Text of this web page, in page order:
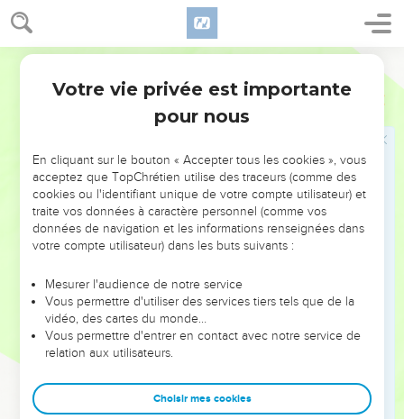
Jérémie 38
Babylone, et qu'elles diront que ceux qui t'annonçaient la
paix t'ont séduit, et ont prévalu sur toi ; puis, quand tes pieds
ont enfoncé dans la boue, ils se sont retirés en arrière.
On mènera donc dehors, aux Caldéens, toutes tes femmes
et tes enfants ; et toi, tu n'échapperas point de leurs mains,
mais tu seras saisi par la main du roi de Babylone, et tu seras
Alors Sédécias dit à Jérémie : Que personne ne sache rien
de ces paroles, et tu ne mourras point.
Et si les chefs apprennent que je t'ai parlé, et qu'ils
viennent vers toi et te disent : "Déclare-nous donc ce que tu
nous ne te ferons pas mourir ;"
Tu leur diras : J'ai humblement supplié le roi de ne pas me
faire retourner dans la maison de Jéhonathan, pour y mourir.
27
l'interrogèrent. Mais il leur répondit conformément à tout ce
que le roi lui avait prescrit. Alors ils le laissèrent en repos ;
Votre vie privée est importante
pour nous
En cliquant sur le bouton « Accepter tous les cookies », vous
acceptez que TopChrétien utilise des traceurs (comme des
cookies ou l'identifiant unique de votre compte utilisateur) et
traite vos données à caractère personnel (comme vos
données de navigation et les informations renseignées dans
votre compte utilisateur) dans les buts suivants :
Mesurer l'audience de notre service
Vous permettre d'utiliser des services tiers tels que de la
vidéo, des cartes du monde…
Vous permettre d'entrer en contact avec notre service de
relation aux utilisateurs.
Choisir mes cookies